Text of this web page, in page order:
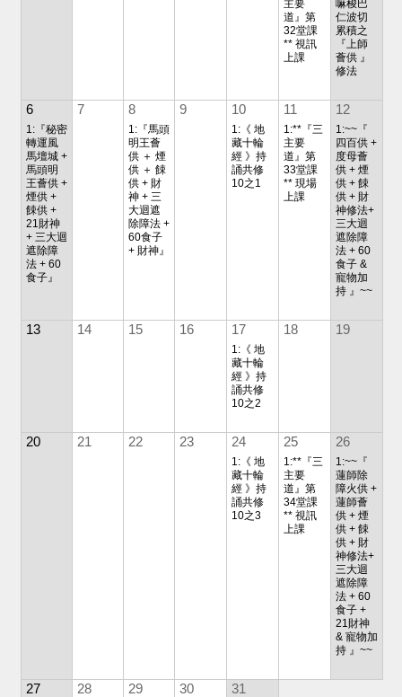
主要
道』第
32堂課
** 視訊
上課
嘛梭巴
仁波切
累積之
『上師
薈供 』
修法
6
1:『秘密
轉運風
馬壇城 +
馬頭明
王薈供 +
煙供 +
餗供 +
21財神
+ 三大迴
遮除障
法 + 60
食子』
7 8
1:『馬頭
明王薈
供 ＋ 煙
供 ＋ 餗
供 + 財
神 + 三
大迴遮
除障法 +
60食子
+ 財神』
9 10
1:《 地
藏十輪
經 》持
誦共修
10之1
11
1:**『三
主要
道』第
33堂課
** 現場
上課
12
1:~~『
四百供 +
度母薈
供 + 煙
供 + 餗
供 + 財
神修法+
三大迴
遮除障
法 + 60
食子 &
寵物加
持 』~~
13 14 15 16 17
1:《 地
藏十輪
經 》持
誦共修
10之2
18 19
20 21 22 23 24
1:《 地
藏十輪
經 》持
誦共修
10之3
25
1:**『三
主要
道』第
34堂課
** 視訊
上課
26
1:~~『
蓮師除
障火供 +
蓮師薈
供 + 煙
供 + 餗
供 + 財
神修法+
三大迴
遮除障
法 + 60
食子 +
21財神
& 寵物加
持 』~~
27 28 29 30 31